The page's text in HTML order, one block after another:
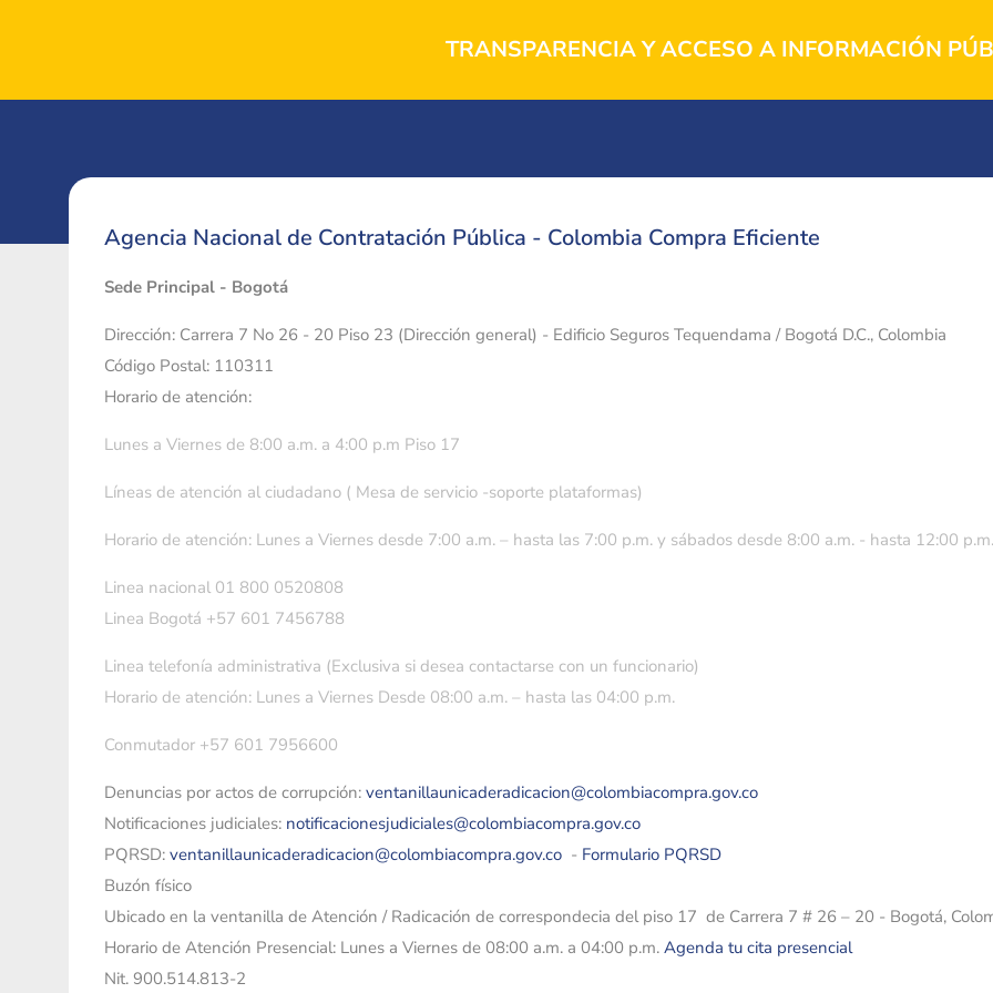
TRANSPARENCIA Y ACCESO A INFORMACIÓN
Agencia Nacional de Contratación Pública - Colombia Compra Eficiente
Sede Principal - Bogotá
Dirección: Carrera 7 No 26 - 20 Piso 23 (Dirección general) - Edificio Seguros Tequendama / Bogotá D.C., Colombia
Código Postal: 110311
Horario de atención:
Lunes a Viernes de 8:00 a.m. a 4:00 p.m Piso 17
Líneas de atención al ciudadano ( Mesa de servicio -soporte plataformas)
Horario de atención: Lunes a Viernes desde 7:00 a.m. – hasta las 7:00 p.m. y sábados desde 8:00 a.m. - hasta 12:00 p.m.
Linea nacional 01 800 0520808
Linea Bogotá +57 601 7456788
Linea telefonía administrativa (Exclusiva si desea contactarse con un funcionario)
Horario de atención: Lunes a Viernes Desde 08:00 a.m. – hasta las 04:00 p.m.
Conmutador +57 601 7956600
Denuncias por actos de corrupción: ventanillaunicaderadicacion@colombiacompra.gov.co
Notificaciones judiciales: notificacionesjudiciales@colombiacompra.gov.co
PQRSD: ventanillaunicaderadicacion@colombiacompra.gov.co - Formulario PQRSD
Buzón físico
Ubicado en la ventanilla de Atención / Radicación de correspondecia del piso 17 de Carrera 7 # 26 – 20 - Bogotá,
Horario de Atención Presencial: Lunes a Viernes de 08:00 a.m. a 04:00 p.m. Agenda tu cita presencial
Nit. 900.514.813-2